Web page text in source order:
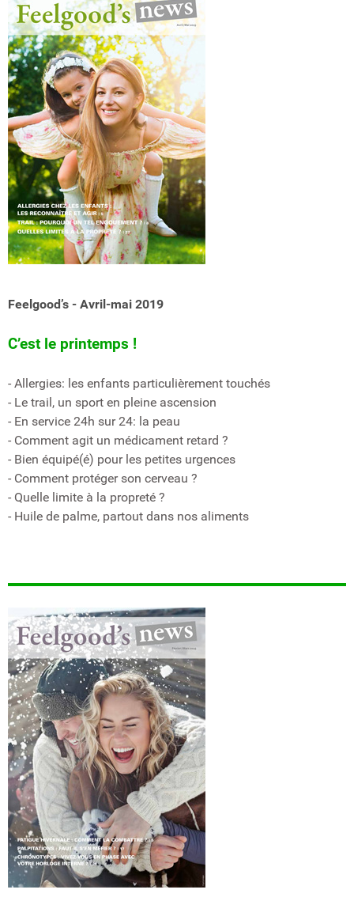
Feelgood’s - Avril-mai 2019
C’est le printemps !
- Allergies: les enfants particulièrement touchés
- Le trail, un sport en pleine ascension
- En service 24h sur 24: la peau
- Comment agit un médicament retard ?
- Bien équipé(é) pour les petites urgences
- Comment protéger son cerveau ?
- Quelle limite à la propreté ?
- Huile de palme, partout dans nos aliments